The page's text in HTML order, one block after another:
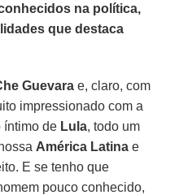
na política,
que destaca
Guevara e, claro, com
impressionado com a
íntimo de Lula, todo um
América Latina e
E se tenho que
pouco conhecido,